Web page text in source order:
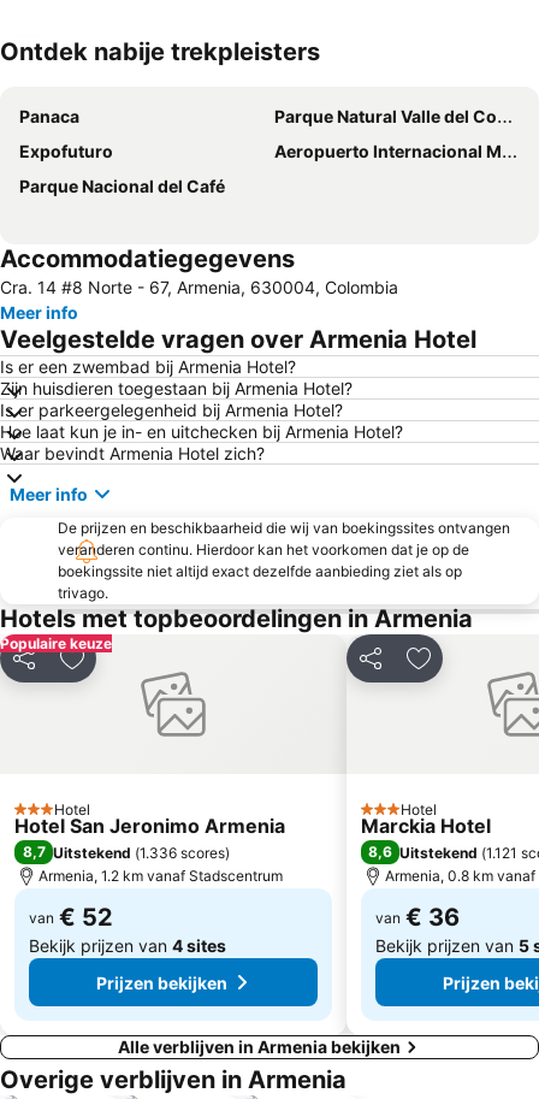
Kaart uitvouwen
Ontdek nabije trekpleisters
Panaca
Parque Natural Valle del Cocorá
Expofuturo
Aeropuerto Internacional Matecaña
Parque Nacional del Café
Accommodatiegegevens
Cra. 14 #8 Norte - 67, Armenia, 630004, Colombia
Meer info
Veelgestelde vragen over Armenia Hotel
Is er een zwembad bij Armenia Hotel?
Zijn huisdieren toegestaan bij Armenia Hotel?
Is er parkeergelegenheid bij Armenia Hotel?
Hoe laat kun je in- en uitchecken bij Armenia Hotel?
Waar bevindt Armenia Hotel zich?
Meer info
De prijzen en beschikbaarheid die wij van boekingssites ontvangen
veranderen continu. Hierdoor kan het voorkomen dat je op de
boekingssite niet altijd exact dezelfde aanbieding ziet als op
trivago.
Hotels met topbeoordelingen in Armenia
Populaire keuze
Delen Toevoegen aan favorieten
3 Sterren
Hotel
Hotel San Jeronimo Armenia
8,7 Uitstekend (1.336 scores)
Armenia, 1.2 km vanaf Stadscentrum
van € 52
Bekijk prijzen van 4 sites
Prijzen bekijken
Delen Toevoegen
3 Sterren
Hotel
Marckia Hotel
8,6 Uitstekend (1.121
Armenia, 0.8 km
van € 36
Bekijk prijzen van 5
Prijzen
Alle verblijven in Armenia bekijken
Overige verblijven in Armenia